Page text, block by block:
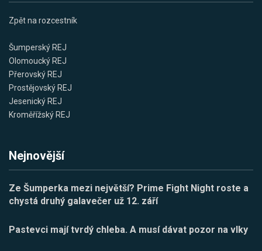
Zpět na rozcestník
Šumperský REJ
Olomoucký REJ
Přerovský REJ
Prostějovský REJ
Jesenický REJ
Kroměřížský REJ
Nejnovější
Ze Šumperka mezi největší? Prime Fight Night roste a
chystá druhý galavečer už 12. září
Pastevci mají tvrdý chleba. A musí dávat pozor na vlky